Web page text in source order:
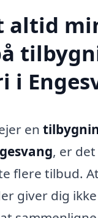
altid
i
en
, er
flere tilbud.
giver dig